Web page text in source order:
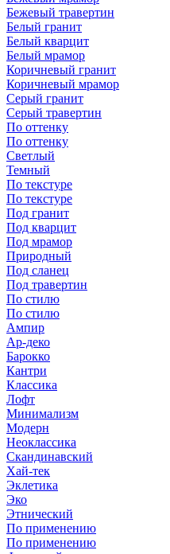
Бежевый травертин
Белый гранит
Белый кварцит
Белый мрамор
Коричневый гранит
Коричневый мрамор
Серый гранит
Серый травертин
По оттенку
По оттенку
Светлый
Темный
По текстуре
По текстуре
Под гранит
Под кварцит
Под мрамор
Природный
Под сланец
Под травертин
По стилю
По стилю
Ампир
Ар-деко
Барокко
Кантри
Классика
Лофт
Минимализм
Модерн
Неоклассика
Скандинавский
Хай-тек
Эклетика
Эко
Этнический
По применению
По применению